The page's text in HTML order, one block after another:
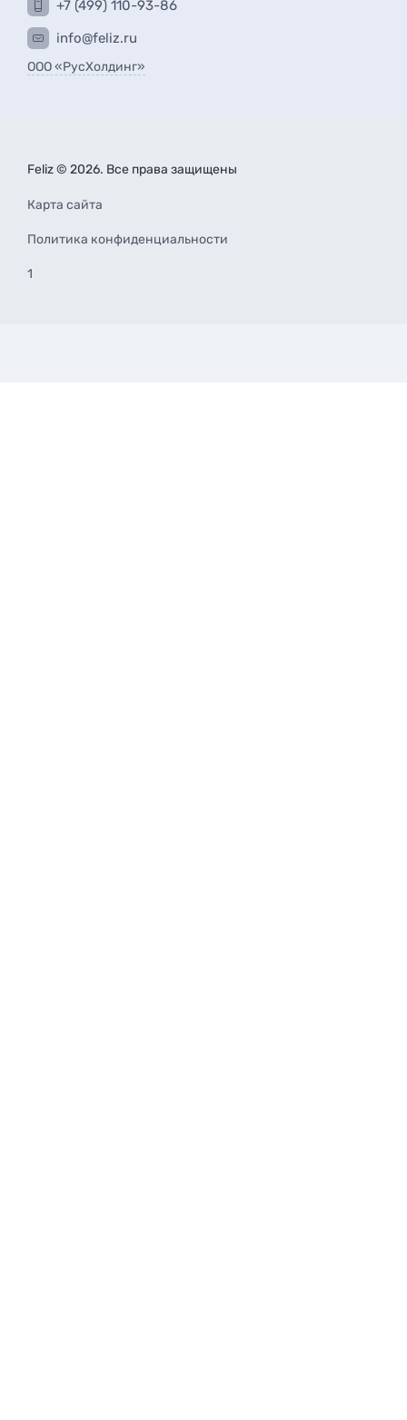
+7 (499) 110-93-86
info@feliz.ru
ООО «РусХолдинг»
Feliz © 2026. Все права защищены
Карта сайта
Политика конфиденциальности